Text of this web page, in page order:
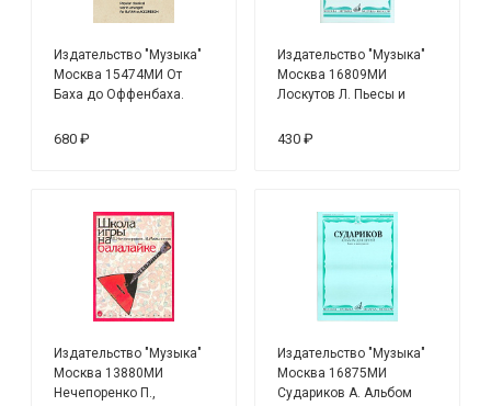
Издательство "Музыка"
Москва 15474МИ От
Баха до Оффенбаха.
классические
перелож. Петров В.
680 ₽
Издательство "Музыка"
Москва 16809МИ
Лоскутов Л. Пьесы и
мелодий. Баян,
430 ₽
Издательство "Музыка"
Москва 13880МИ
Нечепоренко П.,
Издательство "Музыка"
Москва 16875МИ
Судариков А. Альбом